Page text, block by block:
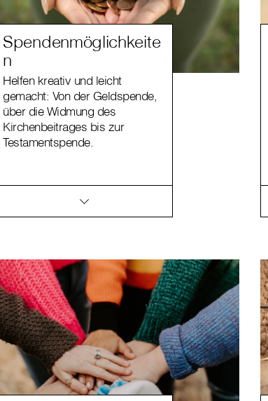
Spendenmöglichkeite
n
Helfen kreativ und leicht
gemacht: Von der Geldspende,
über die Widmung des
Kirchenbeitrages bis zur
Testamentspende.